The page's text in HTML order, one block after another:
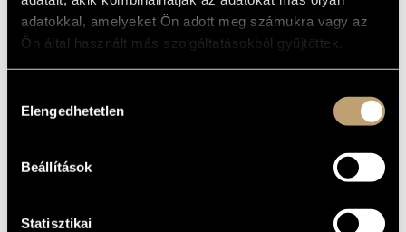
adatokkal, amelyeket Ön adott meg számukra vagy az
Ön által használt más szolgáltatásokból gyűjtöttek.
kiválasztása
Elengedhetetlen
Beállítások
Statisztikai